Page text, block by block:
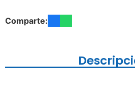
Comparte: